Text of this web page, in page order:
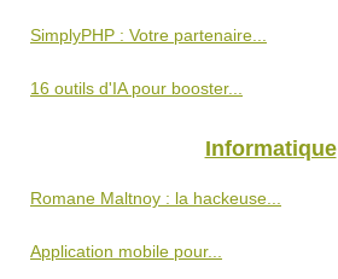
SimplyPHP : Votre partenaire...
16 outils d'IA pour booster...
Informatique
Romane Maltnoy : la hackeuse...
Application mobile pour...